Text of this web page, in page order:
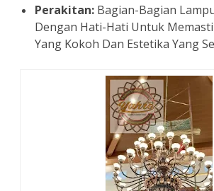
Perakitan: Bagian-Bagian
Dengan Hati-Hati Untuk
Yang Kokoh Dan Estetika Yang